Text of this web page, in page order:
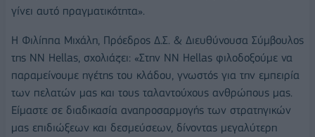
γίνει αυτό πραγματικότητα».
Η Φιλίππα Μιχάλη, Πρόεδρος Δ.Σ. & Διευθύνουσα Σύμβουλος
της NN Hellas, σχολιάζει: «Στην NN Hellas φιλοδοξούμε να
παραμείνουμε ηγέτης του κλάδου, γνωστός για την εμπειρία
των πελατών μας και τους ταλαντούχους ανθρώπους μας.
Είμαστε σε διαδικασία αναπροσαρμογής των στρατηγικών
μας επιδιώξεων και δεσμεύσεων, δίνοντας μεγαλύτερη